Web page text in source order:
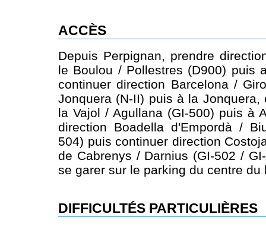
ACCÈS
Depuis Perpignan, prendre
le Boulou / Pollestres (D900) puis
continuer direction Barcelona /
Jonquera (N-II) puis à la Jonquera,
la Vajol / Agullana (GI-500) puis à
direction Boadella d'Empordà /
504) puis continuer direction
de Cabrenys / Darnius (GI-502 /
se garer sur le parking du centre du
DIFFICULTÉS PARTICULIÈRES